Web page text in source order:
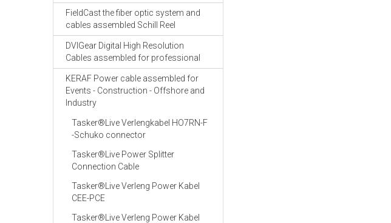
FieldCast the fiber optic system and
cables assembled Schill Reel
DVIGear Digital High Resolution
Cables assembled for professional
KERAF Power cable assembled for
Events - Construction - Offshore and
Industry
Tasker®Live Verlengkabel HO7RN-F
-Schuko connector
Tasker®Live Power Splitter
Connection Cable
Tasker®Live Verleng Power Kabel
CEE-PCE
Tasker®Live Verleng Power Kabel